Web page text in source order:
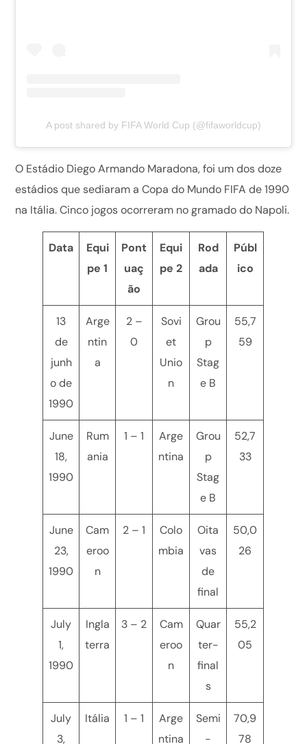
A post shared by FIFA World Cup (@fifaworldcup)
O Estádio Diego Armando Maradona, foi um dos doze
estádios que sediaram a Copa do Mundo FIFA de 1990
na Itália. Cinco jogos ocorreram no gramado do Napoli.
Data
Equi
pe 1
Pont
uaç
ão
Equi
pe 2
Rod
ada
Públ
ico
13
de
junh
o de
1990
Arge
ntin
a
2 –
0
Sovi
et
Unio
n
Grou
p
Stag
e B
55,7
59
June
18,
1990
Rum
ania
1 – 1
Arge
ntina
Grou
p
Stag
e B
52,7
33
June
23,
1990
Cam
eroo
n
2 – 1
Colo
mbia
Oita
vas
de
final
50,0
26
July
1,
1990
Ingla
terra
3 – 2
Cam
eroo
n
Quar
ter-
final
s
55,2
05
July
3,
Itália 1 – 1
Arge
ntina
Semi
-
70,9
78